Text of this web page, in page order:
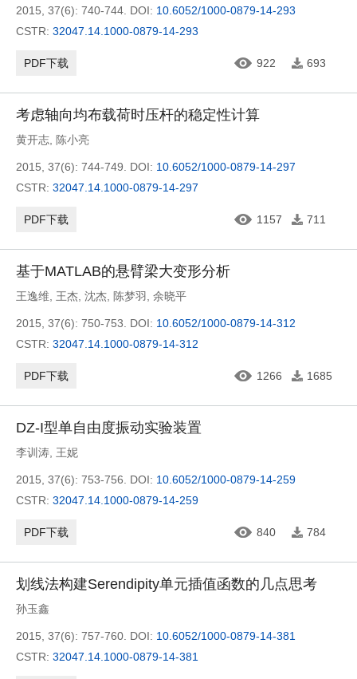
2015, 37(6): 740-744. DOI: 10.6052/1000-0879-14-293
CSTR: 32047.14.1000-0879-14-293
PDF下载 922 693
考虑轴向均布载荷时压杆的稳定性计算
黄开志 陈小亮
2015, 37(6): 744-749. DOI: 10.6052/1000-0879-14-297
CSTR: 32047.14.1000-0879-14-297
PDF下载 1157 711
基于MATLAB的悬臂梁大变形分析
王逸维 王杰 沈杰 陈梦羽 余晓平
2015, 37(6): 750-753. DOI: 10.6052/1000-0879-14-312
CSTR: 32047.14.1000-0879-14-312
PDF下载 1266 1685
DZ-I型单自由度振动实验装置
李训涛 王妮
2015, 37(6): 753-756. DOI: 10.6052/1000-0879-14-259
CSTR: 32047.14.1000-0879-14-259
PDF下载 840 784
划线法构建Serendipity单元插值函数的几点思考
孙玉鑫
2015, 37(6): 757-760. DOI: 10.6052/1000-0879-14-381
CSTR: 32047.14.1000-0879-14-381